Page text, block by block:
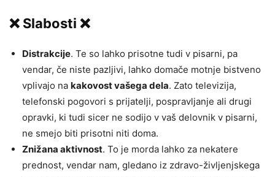
❌ Slabosti ❌
Distrakcije. Te so lahko prisotne tudi v pisarni, pa
vendar, če niste pazljivi, lahko domače motnje bistveno
vplivajo na kakovost vašega dela. Zato televizija,
telefonski pogovori s prijatelji, pospravljanje ali drugi
opravki, ki tudi sicer ne sodijo v vaš delovnik v pisarni,
ne smejo biti prisotni niti doma.
Znižana aktivnost. To je morda lahko za nekatere
prednost, vendar nam, gledano iz zdravo-življenjskega